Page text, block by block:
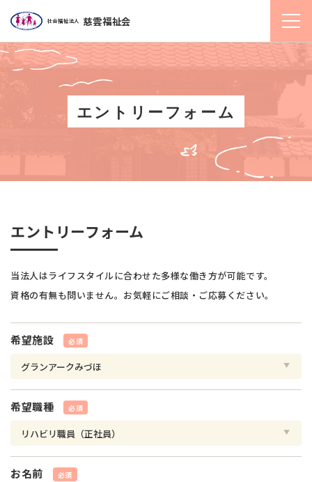
社会福祉法人 慈雲福祉会
エントリーフォーム
エントリーフォーム
当法人はライフスタイルに合わせた多様な働き方が可能です。
資格の有無も問いません。お気軽にご相談・ご応募ください。
希望施設 必須
希望職種 必須
お名前 必須